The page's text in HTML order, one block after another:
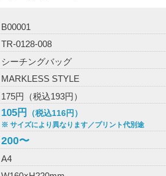
B00001
TR-0128-008
シーチングバッグ
MARKLESS STYLE
175円（税込193円）
105円 （税込116円）
※ サイズにより異なります／プリント代別途
200〜
A4